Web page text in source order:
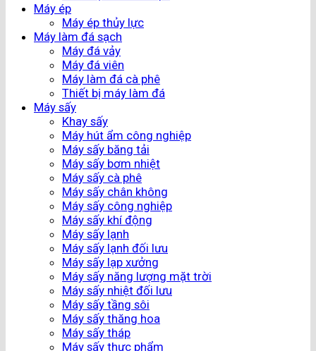
Máy ép
Máy ép thủy lực
Máy làm đá sạch
Máy đá vảy
Máy đá viên
Máy làm đá cà phê
Thiết bị máy làm đá
Máy sấy
Khay sấy
Máy hút ẩm công nghiệp
Máy sấy băng tải
Máy sấy bơm nhiệt
Máy sấy cà phê
Máy sấy chân không
Máy sấy công nghiệp
Máy sấy khí động
Máy sấy lạnh
Máy sấy lạnh đối lưu
Máy sấy lạp xưởng
Máy sấy năng lượng mặt trời
Máy sấy nhiệt đối lưu
Máy sấy tầng sôi
Máy sấy thăng hoa
Máy sấy tháp
Máy sấy thực phẩm